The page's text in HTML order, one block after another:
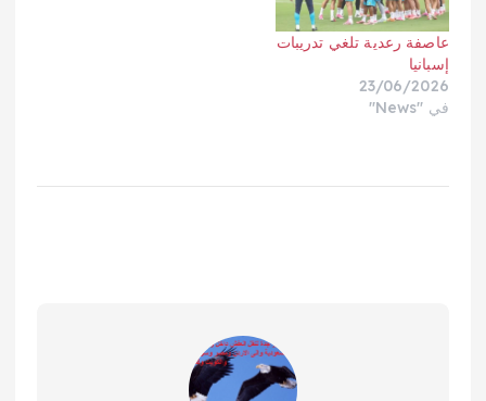
عاصفة رعدية تلغي تدريبات
إسبانيا
23/06/2026
في "News"